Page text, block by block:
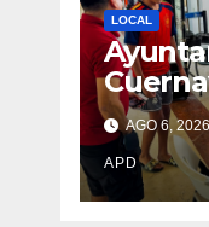
LOCAL
en
AGO 6, 2026
APD